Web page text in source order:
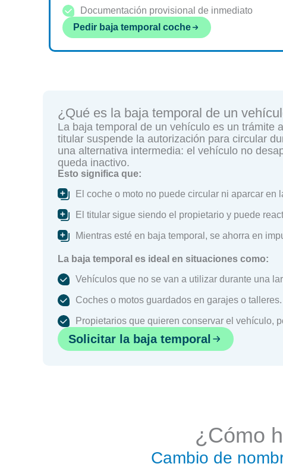
Documentación provisional de inmediato
Pedir baja temporal coche
¿Qué es la baja temporal de un
La baja temporal de un vehículo es un trámite
titular suspende la autorización para circular
una alternativa intermedia: el vehículo no
queda inactivo.
Esto significa que:
El coche o moto no puede circular ni aparcar en
El titular sigue siendo el propietario y puede
Mientras esté en baja temporal, se ahorra en
La baja temporal es ideal en situaciones como:
Vehículos que no se van a utilizar durante una
Coches o motos guardados en garajes o talleres.
Propietarios que quieren conservar el vehículo,
Solicitar la baja temporal
¿Cómo
Cambio de